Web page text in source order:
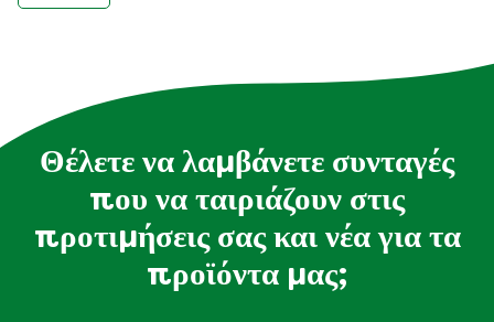
Θέλετε να λαμβάνετε συνταγές
που να ταιριάζουν στις
προτιμήσεις σας και νέα για τα
προϊόντα μας;